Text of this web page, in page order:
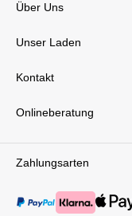
Zahlungsarten
Über Uns
Unser Laden
Kontakt
Onlineberatung